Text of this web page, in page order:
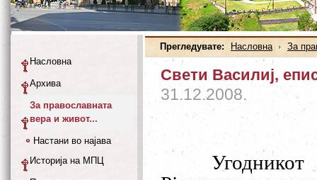
Прегледувате: Насловна За
Свети Василиј,
31.12.2008.
Насловна
Архива
За православната
вера и живот...
Настани во најава
Историја на МПЦ